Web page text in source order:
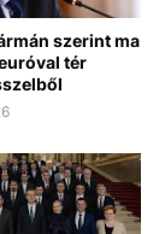
szerint ma
tér